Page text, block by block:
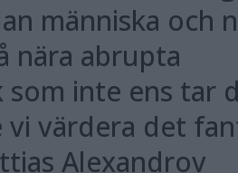
människa och
nära abrupta
inte ens tar
värdera det
Alexandrov